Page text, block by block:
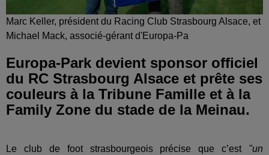
Marc Keller, président du Racing Club Strasbourg Alsace, et
Michael Mack, associé-gérant d'Europa-Pa
Europa-Park devient sponsor officiel
du RC Strasbourg Alsace et prête ses
couleurs à la Tribune Famille et à la
Family Zone du stade de la Meinau.
Le club de foot strasbourgeois précise que c’est "un